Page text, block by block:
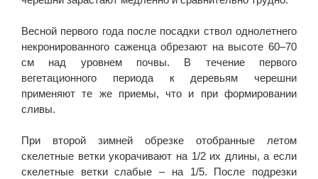
Весной первого года после посадки ствол однолетнего
некронированного саженца обрезают на высоте 60–70
см над уровнем почвы. В течение первого
вегетационного периода к деревьям черешни
применяют те же приемы, что и при формировании
сливы.
При второй зимней обрезке отобранные летом
скелетные ветки укорачивают на 1/2 их длины, а если
скелетные ветки слабые – на 1/5. После подрезки